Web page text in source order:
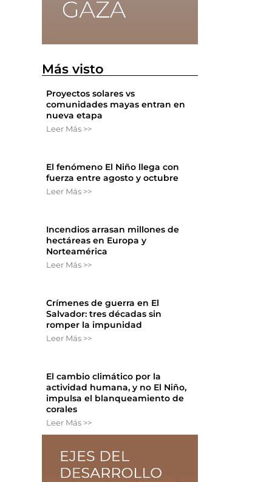
Más visto
Proyectos solares vs
comunidades mayas entran en
nueva etapa
Leer Más >>
El fenómeno El Niño llega con
fuerza entre agosto y octubre
Leer Más >>
Incendios arrasan millones de
hectáreas en Europa y
Norteamérica
Leer Más >>
Crímenes de guerra en El
Salvador: tres décadas sin
romper la impunidad
Leer Más >>
El cambio climático por la
actividad humana, y no El Niño,
impulsa el blanqueamiento de
corales
Leer Más >>